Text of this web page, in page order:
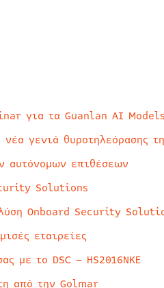
για τα Guanlan AI Models
γενιά θυροτηλεόρασης
αυτόνομων επιθέσεων
Solutions
Onboard Security
εταιρείες
με το DSC – HS2016NKE
από την Golmar